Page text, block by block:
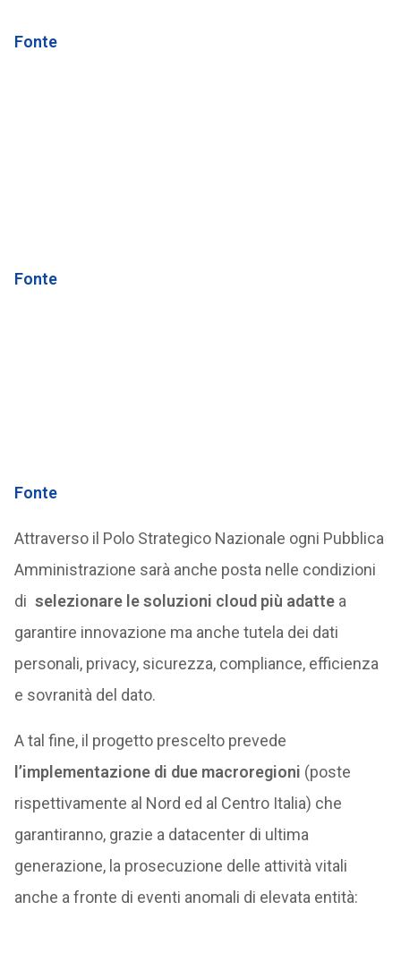
Fonte
Fonte
Fonte
Attraverso il Polo Strategico Nazionale ogni Pubblica
Amministrazione sarà anche posta nelle condizioni
di selezionare le soluzioni cloud più adattea
garantire innovazione ma anche tutela dei dati
personali, privacy, sicurezza, compliance, efficienza
e sovranità del dato.
A tal fine, il progetto prescelto prevede
l’implementazione di due macroregioni (poste
rispettivamente al Nord ed al Centro Italia) che
garantiranno, grazie a datacenter di ultima
generazione, la prosecuzione delle attività vitali
anche a fronte di eventi anomali di elevata entità: